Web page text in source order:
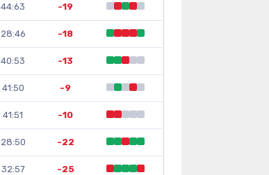
44:63 -19
28:46 -18
40:53 -13
41:50 -9
41:51 -10
28:50 -22
32:57 -25